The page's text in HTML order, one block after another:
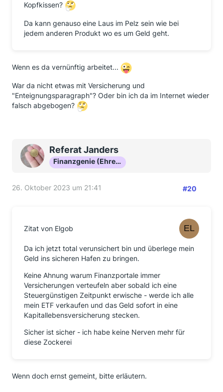
Kopfkissen?
Da kann genauso eine Laus im Pelz sein wie bei
jedem anderen Produkt wo es um Geld geht.
Wenn es da vernünftig arbeitet...
War da nicht etwas mit Versicherung und
"Enteignungsparagraph"? Oder bin ich da im Internet wieder
falsch abgebogen?
Referat Janders
Finanzgenie (Ehrenmitglied)
26. Oktober 2023 um 21:41 #20
Zitat von Elgob
Da ich jetzt total verunsichert bin und überlege mein
Geld ins sicheren Hafen zu bringen.
Keine Ahnung warum Finanzportale immer
Versicherungen verteufeln aber sobald ich eine
Steuergünstigen Zeitpunkt erwische - werde ich alle
mein ETF verkaufen und das Geld sofort in eine
Kapitallebensversicherung stecken.
Sicher ist sicher - ich habe keine Nerven mehr für
diese Zockerei
Wenn doch ernst gemeint, bitte erläutern.